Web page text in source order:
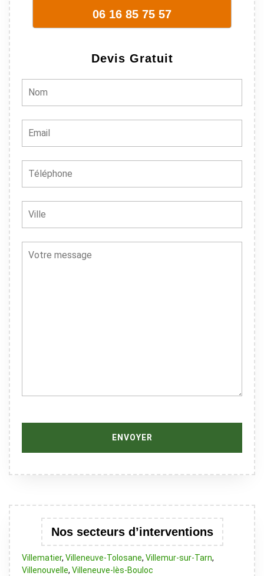
06 16 85 75 57
Devis Gratuit
Nos secteurs d’interventions
Villematier, Villeneuve-Tolosane, Villemur-sur-Tarn,
Villenouvelle, Villeneuve-lès-Bouloc